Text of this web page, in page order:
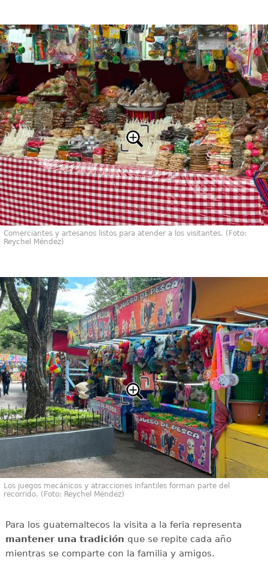
Comerciantes y artesanos listos para atender a los visitantes. (Foto:
Reychel Méndez)
Los juegos mecánicos y atracciones infantiles forman parte del
recorrido. (Foto: Reychel Méndez)
Para los guatemaltecos la visita a la feria representa
mantener una tradición que se repite cada año
mientras se comparte con la familia y amigos.